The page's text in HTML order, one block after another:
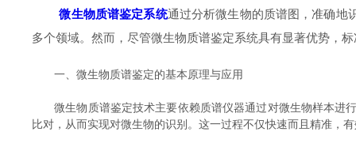
微生物质谱鉴定系统通过分析微生物的质谱图，准确地
多个领域。然而，尽管微生物质谱鉴定系统具有显著优势，
一、微生物质谱鉴定的基本原理与应用
微生物质谱鉴定技术主要依赖质谱仪器通过对微生物样本进行
比对，从而实现对微生物的识别。这一过程不仅快速而且精准，